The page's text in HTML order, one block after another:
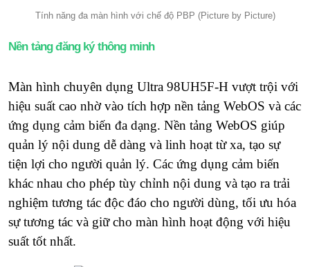
Tính năng đa màn hình với chế độ PBP (Picture by Picture)
Nền tảng đăng ký thông minh
Màn hình chuyên dụng Ultra 98UH5F-H vượt trội với
hiệu suất cao nhờ vào tích hợp nền tảng WebOS và các
ứng dụng cảm biến đa dạng. Nền tảng WebOS giúp
quản lý nội dung dễ dàng và linh hoạt từ xa, tạo sự
tiện lợi cho người quản lý. Các ứng dụng cảm biến
khác nhau cho phép tùy chỉnh nội dung và tạo ra trải
nghiệm tương tác độc đáo cho người dùng, tối ưu hóa
sự tương tác và giữ cho màn hình hoạt động với hiệu
suất tốt nhất.